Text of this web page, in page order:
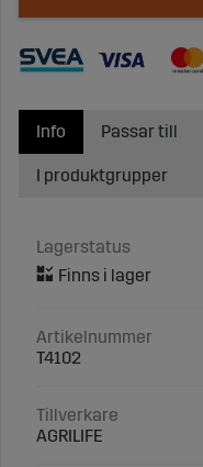
Info
Lagerstatus
Artikelnummer
T4102
Tillverkare
AGRILIFE
Passar till
I produktgrupper